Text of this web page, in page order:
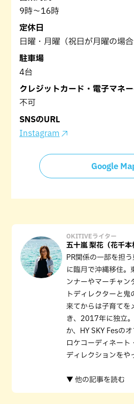
9時～16時
定休日
日曜・月曜（祝日が月曜の場合
駐車場
4台
クレジットカード・電子マネ
不可
SNSのURL
Instagram
Google
OKITIVEライター
五十嵐 梨花（花千本
PR関係の一部を担
に臨月で沖縄移住。
ンナーやマーチャン
トディレクターと
来てからは子育てを
き、2017年に独立
か、HY SKY Fesの
ロケコーディネート
ディレクションをや
▼ 他の記事を読む